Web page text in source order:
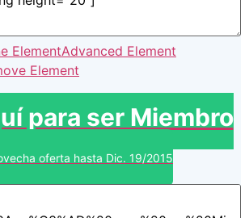
ElementAdvanced Element
Element
para ser Miembro
oferta hasta Dic. 19/2015